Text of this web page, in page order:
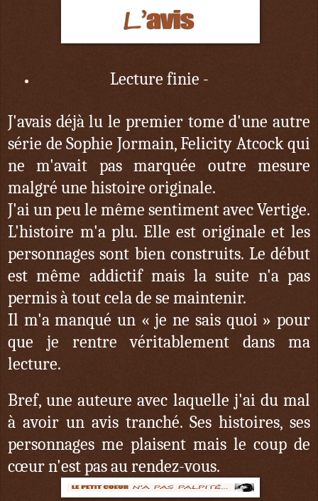
Lecture finie -
J'avais déjà lu le premier tome d'une autre
série de Sophie Jormain, Felicity Atcock qui
ne m'avait pas marquée outre mesure
malgré une histoire originale.
J'ai un peu le même sentiment avec Vertige.
L'histoire m'a plu. Elle est originale et les
personnages sont bien construits. Le début
est même addictif mais la suite n'a pas
permis à tout cela de se maintenir.
Il m'a manqué un « je ne sais quoi » pour
que je rentre véritablement dans ma
lecture.
Bref, une auteure avec laquelle j'ai du mal
à avoir un avis tranché. Ses histoires, ses
personnages me plaisent mais le coup de
cœur n'est pas au rendez-vous.